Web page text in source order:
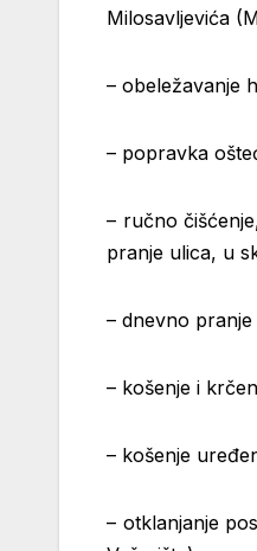
Milosavljevića
– obeležavanje
– popravka
– ručno
pranje ulica, u
– dnevno
– košenje i
– košenje
– otklanjanje